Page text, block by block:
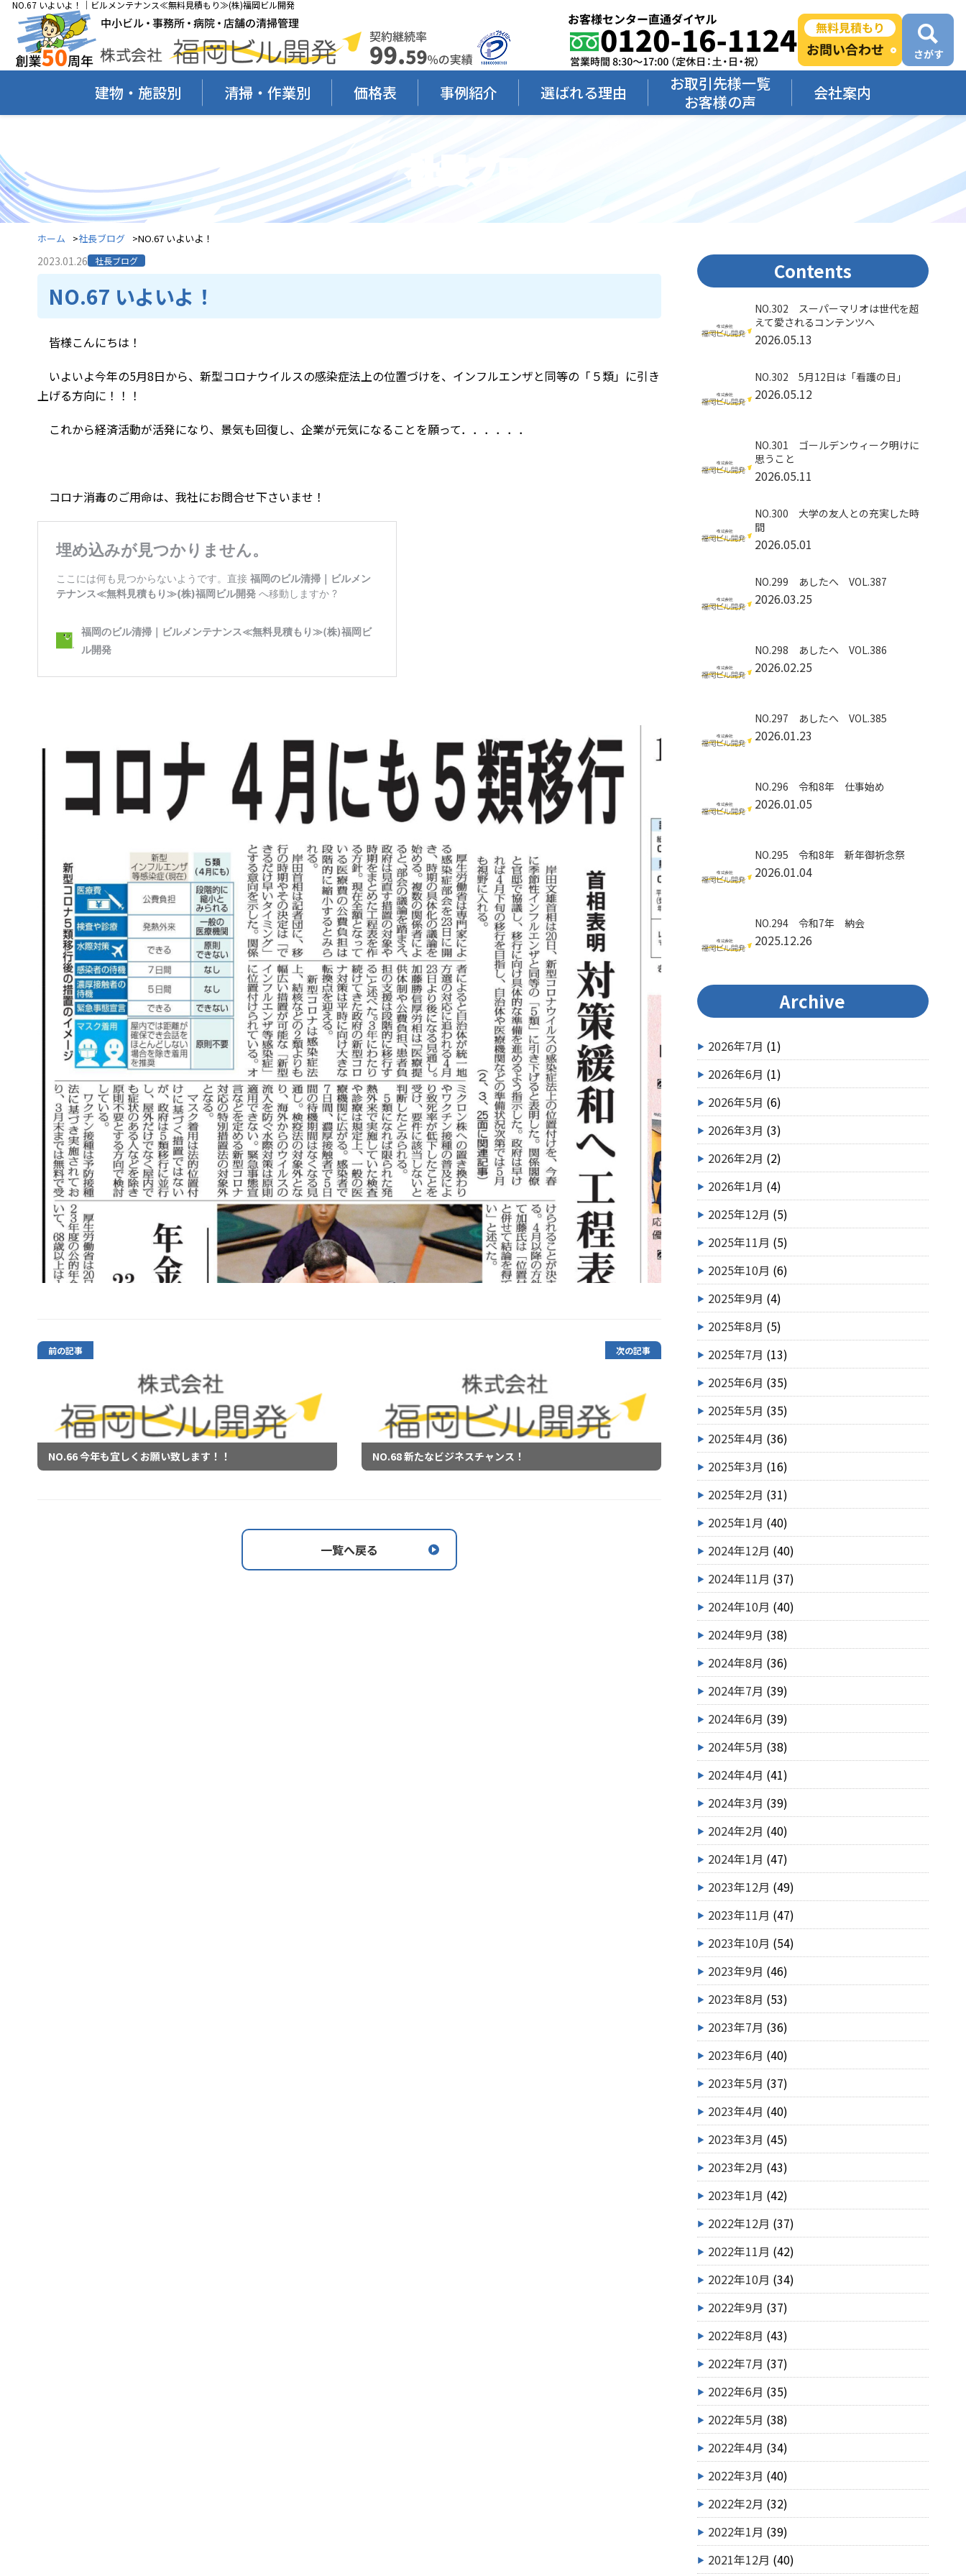
NO.67 いよいよ！｜ビルメンテナンス≪無料見積もり≫(株)福岡ビル開発
建物・施設別 清掃・作業別 価格表 事例紹介 選ばれる理由
お取引先様一覧
お客様の声
会社案内
社長ブログ
ホーム 社長ブログ NO.67 いよいよ！
2023.01.26 社長ブログ
NO.67 いよいよ！
皆様こんにちは！
いよいよ今年の5月8日から、新型コロナウイルスの感染症法上の位置づけを、インフルエンザと同等の「５類」に引き
上げる方向に！！！
これから経済活動が活発になり、景気も回復し、企業が元気になることを願って．．．．．．
コロナ消毒のご用命は、我社にお問合せ下さいませ！
前の記事
NO.66 今年も宜しくお願い致します！！
次の記事
NO.68 新たなビジネスチャンス！
一覧へ戻る
Contents
NO.302 スーパーマリオは世代を超
えて愛されるコンテンツへ
2026.05.13
NO.302 5月12日は「看護の日」
2026.05.12
NO.301 ゴールデンウィーク明けに
思うこと
2026.05.11
NO.300 大学の友人との充実した時
間
2026.05.01
NO.299 あしたへ VOL.387
2026.03.25
NO.298 あしたへ VOL.386
2026.02.25
NO.297 あしたへ VOL.385
2026.01.23
NO.296 令和8年 仕事始め
2026.01.05
NO.295 令和8年 新年御祈念祭
2026.01.04
NO.294 令和7年 納会
2025.12.26
Archive
2026年7月 (1)
2026年6月 (1)
2026年5月 (6)
2026年3月 (3)
2026年2月 (2)
2026年1月 (4)
2025年12月 (5)
2025年11月 (5)
2025年10月 (6)
2025年9月 (4)
2025年8月 (5)
2025年7月 (13)
2025年6月 (35)
2025年5月 (35)
2025年4月 (36)
2025年3月 (16)
2025年2月 (31)
2025年1月 (40)
2024年12月 (40)
2024年11月 (37)
2024年10月 (40)
2024年9月 (38)
2024年8月 (36)
2024年7月 (39)
2024年6月 (39)
2024年5月 (38)
2024年4月 (41)
2024年3月 (39)
2024年2月 (40)
2024年1月 (47)
2023年12月 (49)
2023年11月 (47)
2023年10月 (54)
2023年9月 (46)
2023年8月 (53)
2023年7月 (36)
2023年6月 (40)
2023年5月 (37)
2023年4月 (40)
2023年3月 (45)
2023年2月 (43)
2023年1月 (42)
2022年12月 (37)
2022年11月 (42)
2022年10月 (34)
2022年9月 (37)
2022年8月 (43)
2022年7月 (37)
2022年6月 (35)
2022年5月 (38)
2022年4月 (34)
2022年3月 (40)
2022年2月 (32)
2022年1月 (39)
2021年12月 (40)